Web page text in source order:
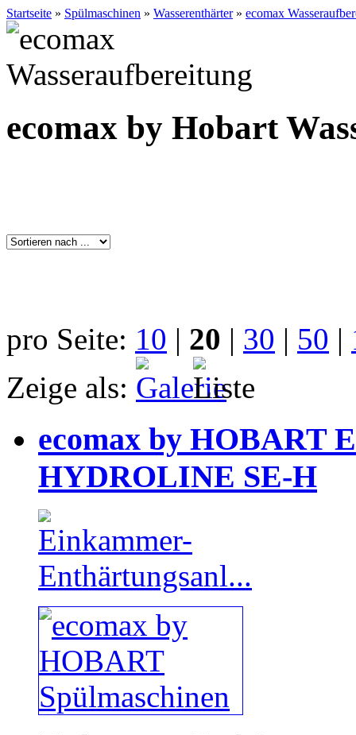
Startseite » Spülmaschinen » Wasserenthärter» ecomax
ecomax by Hobart
pro Seite: 10 | 20 | 30 | 50 |
Zeige als:
ecomax by HOBART
HYDROLINE SE-H